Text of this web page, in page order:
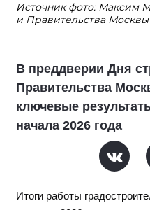
Источник фото: Максим
и Правительства Москвы
В преддверии Дня
Правительства
ключевые
начала 2026 года
Итоги работы